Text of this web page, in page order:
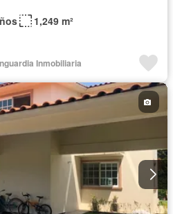
1,249 m²
Inmobiliaria